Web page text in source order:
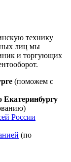
технику
лиц мы
и торгующих
(поможем с
России
(по